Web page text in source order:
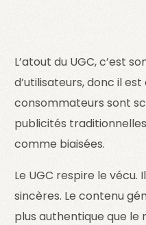
L’atout du UGC, c’est
d’utilisateurs, donc il est
consommateurs sont
publicités
comme biaisées.
Le UGC respire le
sincères. Le contenu
plus authentique que le